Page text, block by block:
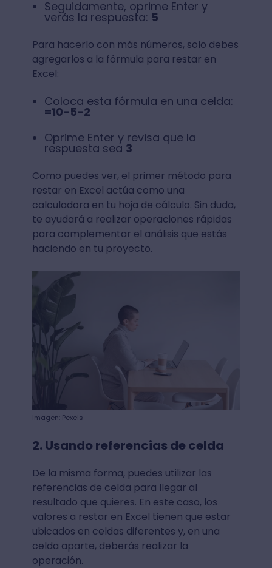
Seguidamente, oprime Enter y
verás la respuesta: 5
Para hacerlo con más números, solo debes
agregarlos a la fórmula para restar en
Excel:
Coloca esta fórmula en una celda:
=10-5-2
Oprime Enter y revisa que la
respuesta sea 3
Como puedes ver, el primer método para
restar en Excel actúa como una
calculadora en tu hoja de cálculo. Sin duda,
te ayudará a realizar operaciones rápidas
para complementar el análisis que estás
haciendo en tu proyecto.
Imagen: Pexels
2. Usando referencias de celda
De la misma forma, puedes utilizar las
referencias de celda para llegar al
resultado que quieres. En este caso, los
valores a restar en Excel tienen que estar
ubicados en celdas diferentes y, en una
celda aparte, deberás realizar la
operación.